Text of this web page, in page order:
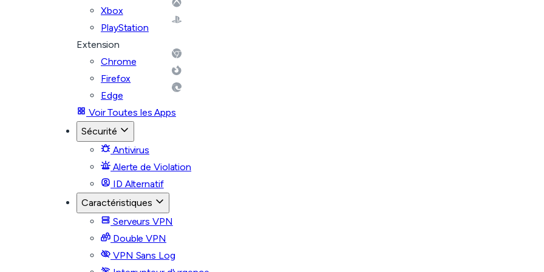
Xbox
PlayStation
Extension
Chrome
Firefox
Edge
Voir Toutes les Apps
Sécurité
Antivirus
Alerte de Violation
ID Alternatif
Caractéristiques
Serveurs VPN
Double VPN
VPN Sans Log